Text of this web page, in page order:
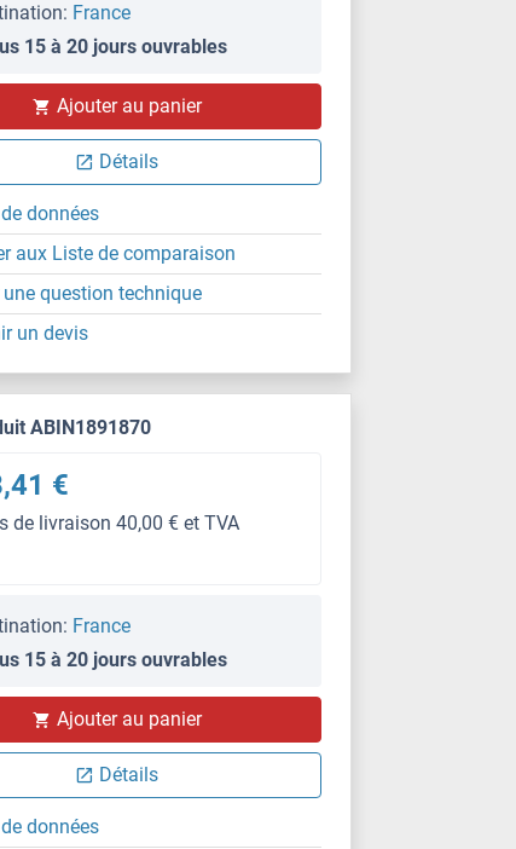
France
15 à 20 jours ouvrables
Ajouter au panier
Détails
données
aux Liste de comparaison
une question technique
un devis
ABIN1891870
€
de livraison 40,00 € et TVA
France
15 à 20 jours ouvrables
Ajouter au panier
Détails
données